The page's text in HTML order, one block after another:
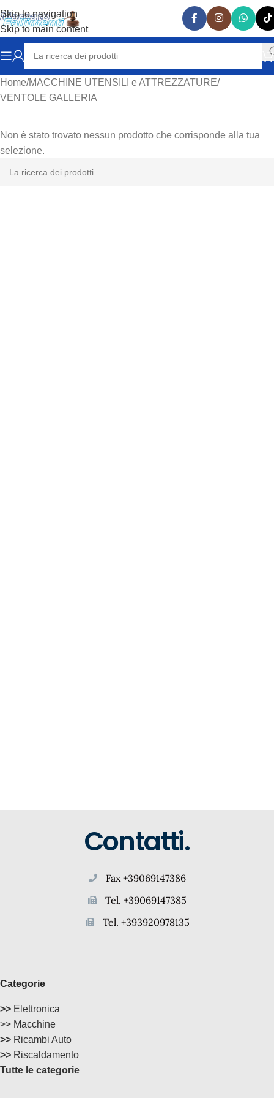
Skip to navigation
Skip to main content
Home MACCHINE UTENSILI e ATTREZZATURE
VENTOLE GALLERIA
Non è stato trovato nessun prodotto che corrisponde alla tua
selezione.
Contatti.
Fax +39069147386
Tel. +39069147385
Tel. +393920978135
Categorie
>> Elettronica
>> Macchine
>> Ricambi Auto
>> Riscaldamento
Tutte le categorie